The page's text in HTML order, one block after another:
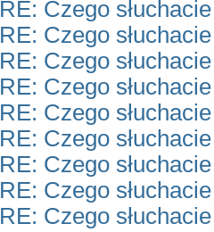
RE: Czego
RE: Czego
RE: Czego
RE: Czego
RE: Czego
RE: Czego
RE: Czego
RE: Czego
RE: Czego